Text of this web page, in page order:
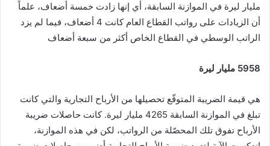
مليار ليرة في الموازنة السابقة، أي إنها زادت خمسة أضعاف، علماً
أن الزيادات على رواتب القطاع العام كانت 4 أضعاف، فيما لم يزد
الراتب الوسطي في القطاع الخاص أكثر من سبعة أضعاف
5958 مليار ليرة
هي قيمة الضريبة المتوقّع تحصيلها من الأرباح التجارية والتي كانت
تبلغ في الموازنة السابقة 4265 مليار ليرة. كانت حاصلات ضريبة
الأرباح تفوق تلك المحصّلة من الرواتب، لكن في هذه الموازنة،